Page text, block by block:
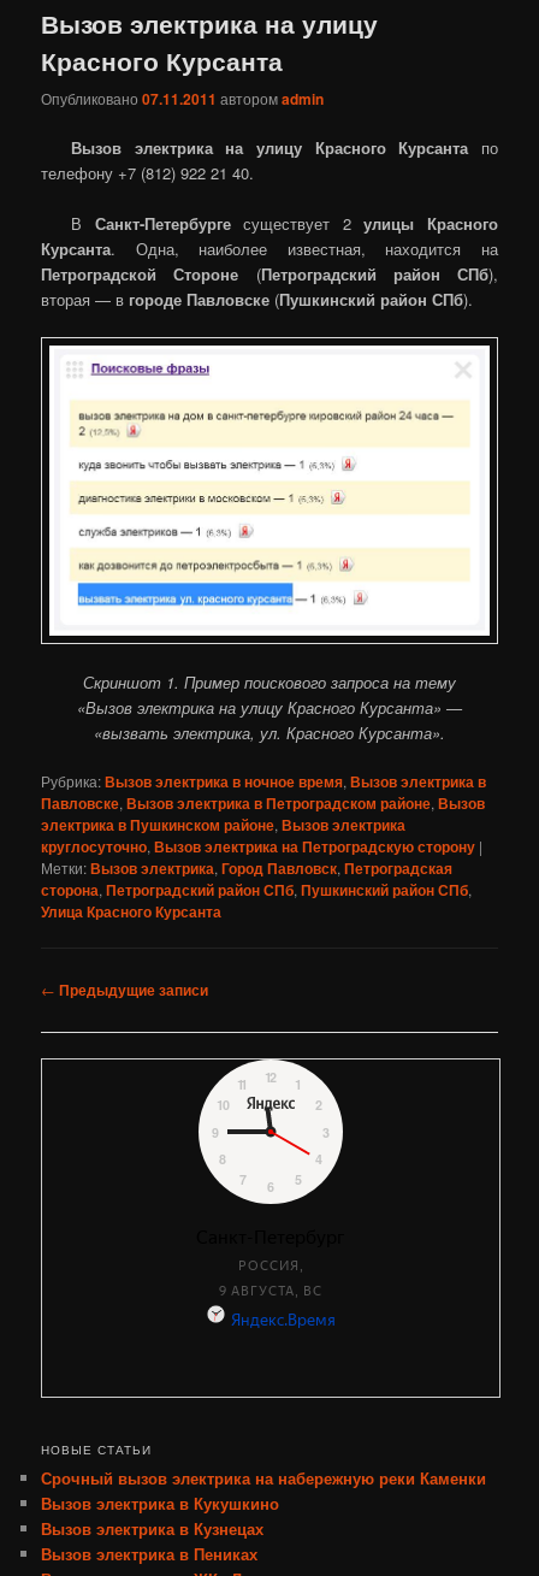
Вызов электрика на улицу
Красного Курсанта
Опубликовано07.11.2011 авторомadmin
Вызов электрика на улицу Красного Курсанта по
телефону +7 (812) 922 21 40.
В Санкт-Петербургесуществует 2улицы Красного
Курсанта. Одна, наиболее известная, находится на
Петроградской Стороне (Петроградский район СПб),
вторая — в городе Павловске (Пушкинский район СПб).
Скриншот 1. Пример поискового запроса на тему
«Вызов электрика на улицу Красного Курсанта» —
«вызвать электрика, ул. Красного Курсанта».
Рубрика:Вызов электрика в ночное время,Вызов электрика в
Павловске,Вызов электрика в Петроградском районе,Вызов
электрика в Пушкинском районе,Вызов электрика
круглосуточно,Вызов электрика на Петроградскую сторону |
Метки:Вызов электрика,Город Павловск,Петроградская
сторона,Петроградский район СПб,Пушкинский район СПб,
Улица Красного Курсанта
Навигация
записям
← Предыдущие записи
НОВЫЕ СТАТЬИ
Срочный вызов электрика на набережную реки Каменки
Вызов электрика в Кукушкино
Вызов электрика в Кузнецах
Вызов электрика в Пениках